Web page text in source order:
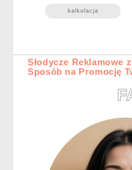
kalkulacja
Słodycze Reklamowe
Sposób na Promocję